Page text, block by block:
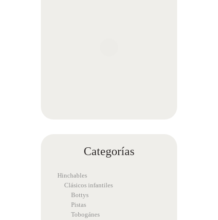
Categorías
Hinchables
Clásicos infantiles
Bottys
Pistas
Tobogánes